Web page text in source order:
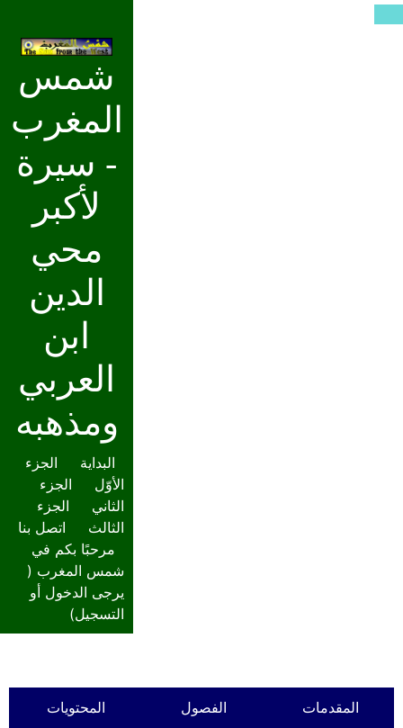
شمس
المغرب
- سيرة
لأكبر
محي
الدين
ابن
العربي
ومذهبه
البداية
الجزء
الأوّل
الجزء
الثاني
الجزء
الثالث
اتصل بنا
مرحبًا بكم في
شمس المغرب (
يرجى الدخول أو
التسجيل)
المقدمات الفصول المحتويات